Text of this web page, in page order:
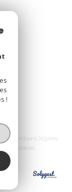
Mentions légales
Cookies
!